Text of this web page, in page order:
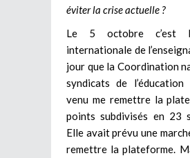
éviter la crise actuelle ?
Le 5 octobre c’est
internationale de
jour que la Coordination
syndicats de l’éducation
venu me remettre la
points subdivisés en 23
Elle avait prévu une
remettre la plateforme.